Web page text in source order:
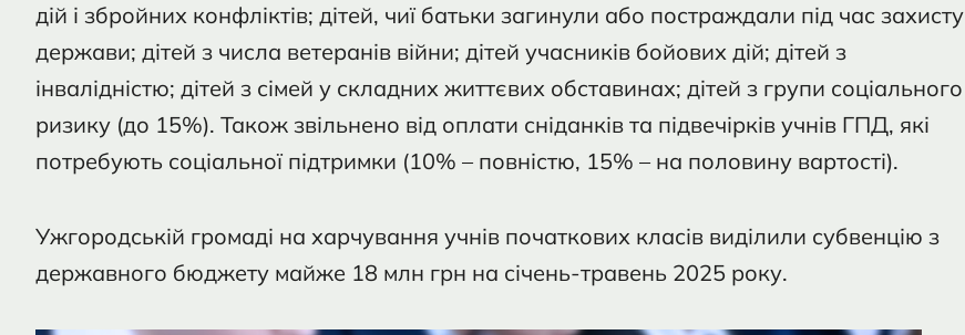
дій і збройних конфліктів; дітей, чиї батьки загинули або постраждали під час захисту
держави; дітей з числа ветеранів війни; дітей учасників бойових дій; дітей з
інвалідністю; дітей з сімей у складних життєвих обставинах; дітей з групи соціального
ризику (до 15%). Також звільнено від оплати сніданків та підвечірків учнів ГПД, які
потребують соціальної підтримки (10% – повністю, 15% – на половину вартості).
Ужгородській громаді на харчування учнів початкових класів виділили субвенцію з
державного бюджету майже 18 млн грн на січень-травень 2025 року.